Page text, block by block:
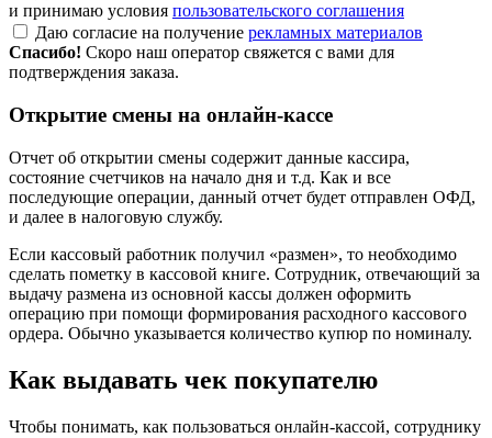
и принимаю условия пользовательского соглашения
Даю согласие на получение рекламных материалов
Спасибо! Скоро наш оператор свяжется с вами для
подтверждения заказа.
Открытие смены на онлайн-кассе
Отчет об открытии смены содержит данные кассира,
состояние счетчиков на начало дня и т.д. Как и все
последующие операции, данный отчет будет отправлен ОФД,
и далее в налоговую службу.
Если кассовый работник получил «размен», то необходимо
сделать пометку в кассовой книге. Сотрудник, отвечающий за
выдачу размена из основной кассы должен оформить
операцию при помощи формирования расходного кассового
ордера. Обычно указывается количество купюр по номиналу.
Как выдавать чек покупателю
Чтобы понимать, как пользоваться онлайн-кассой, сотруднику